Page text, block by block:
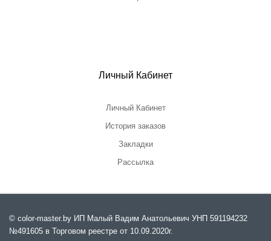
Личный Кабинет
Личный Кабинет
История заказов
Закладки
Рассылка
© color-master.by ИП Малый Вадим Анатольевич УНП 591194232
№491605 в Торговом реестре от 10.09.2020г.